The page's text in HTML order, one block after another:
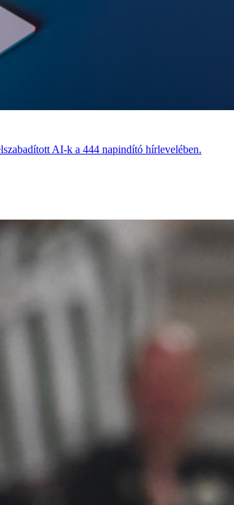
AI-k a 444 napindító hírlevelében.